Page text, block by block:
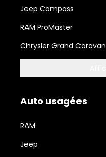
Jeep Compass
RAM ProMaster
Chrysler Grand Caravan
Auto usagées
RAM
Jeep